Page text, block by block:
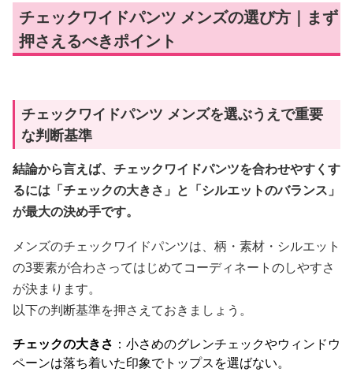
チェックワイドパンツ メンズの選び方｜まず
押さえるべきポイント
チェックワイドパンツ メンズを選ぶうえで重要
な判断基準
結論から言えば、チェックワイドパンツを合わせやすくす
るには「チェックの大きさ」と「シルエットのバランス」
が最大の決め手です。
メンズのチェックワイドパンツは、柄・素材・シルエット
の3要素が合わさってはじめてコーディネートのしやすさ
が決まります。
以下の判断基準を押さえておきましょう。
チェックの大きさ ：小さめのグレンチェックやウィンドウ
ペーンは落ち着いた印象でトップスを選ばない。